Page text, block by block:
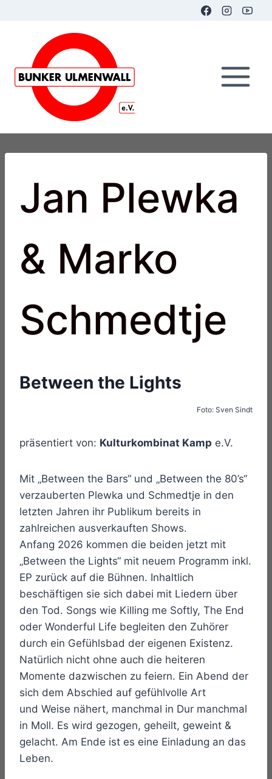
Jan Plewka
& Marko
Schmedtje
Between the Lights
Foto: Sven Sindt
präsentiert von: Kulturkombinat Kamp e.V.
Mit „Between the Bars“ und „Between the 80’s“
verzauberten Plewka und Schmedtje in den
letzten Jahren ihr Publikum bereits in
zahlreichen ausverkauften Shows.
Anfang 2026 kommen die beiden jetzt mit
„Between the Lights“ mit neuem Programm inkl.
EP zurück auf die Bühnen. Inhaltlich
beschäftigen sie sich dabei mit Liedern über
den Tod. Songs wie Killing me Softly, The End
oder Wonderful Life begleiten den Zuhörer
durch ein Gefühlsbad der eigenen Existenz.
Natürlich nicht ohne auch die heiteren
Momente dazwischen zu feiern. Ein Abend der
sich dem Abschied auf gefühlvolle Art
und Weise nähert, manchmal in Dur manchmal
in Moll. Es wird gezogen, geheilt, geweint &
gelacht. Am Ende ist es eine Einladung an das
Leben.